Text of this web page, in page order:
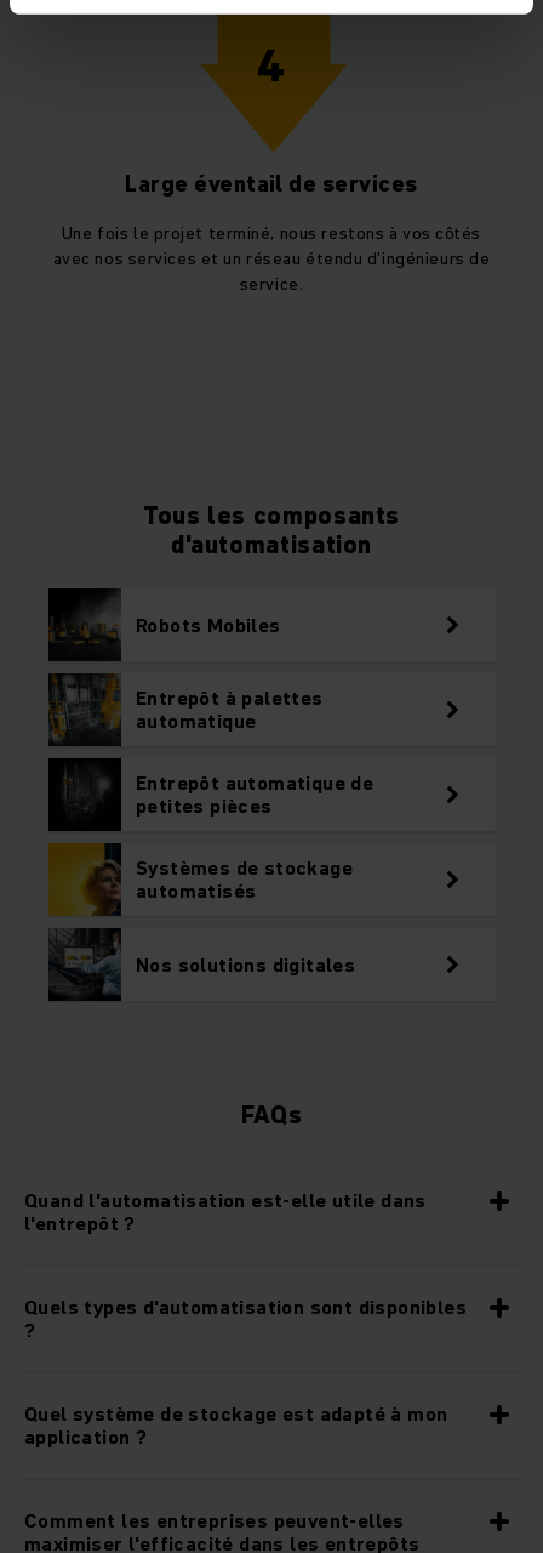
4
Large éventail de services
Une fois le projet terminé, nous restons à vos côtés
avec nos services et un réseau étendu d'ingénieurs de
service.
Tous les composants
d'automatisation
Robots Mobiles
Entrepôt à palettes
automatique
Entrepôt automatique de
petites pièces
Systèmes de stockage
automatisés
Nos solutions digitales
FAQs
Quand l'automatisation est-elle utile dans
l'entrepôt ?
Quels types d'automatisation sont disponibles
?
Quel système de stockage est adapté à mon
application ?
Comment les entreprises peuvent-elles
maximiser l'efficacité dans les entrepôts